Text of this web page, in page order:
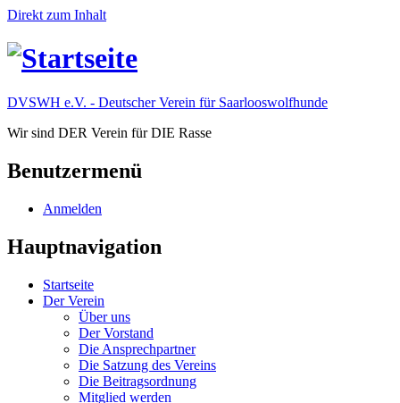
Direkt zum Inhalt
DVSWH e.V. - Deutscher Verein für Saarlooswolfhunde
Wir sind DER Verein für DIE Rasse
Benutzermenü
Anmelden
Hauptnavigation
Startseite
Der Verein
Über uns
Der Vorstand
Die Ansprechpartner
Die Satzung des Vereins
Die Beitragsordnung
Mitglied werden